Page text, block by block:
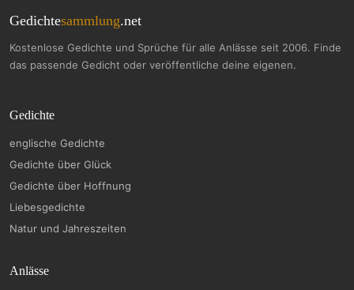
Gedichtesammlung.net
Kostenlose Gedichte und Sprüche für alle Anlässe seit 2006. Finde
das passende Gedicht oder veröffentliche deine eigenen.
Gedichte
englische Gedichte
Gedichte über Glück
Gedichte über Hoffnung
Liebesgedichte
Natur und Jahreszeiten
Anlässe